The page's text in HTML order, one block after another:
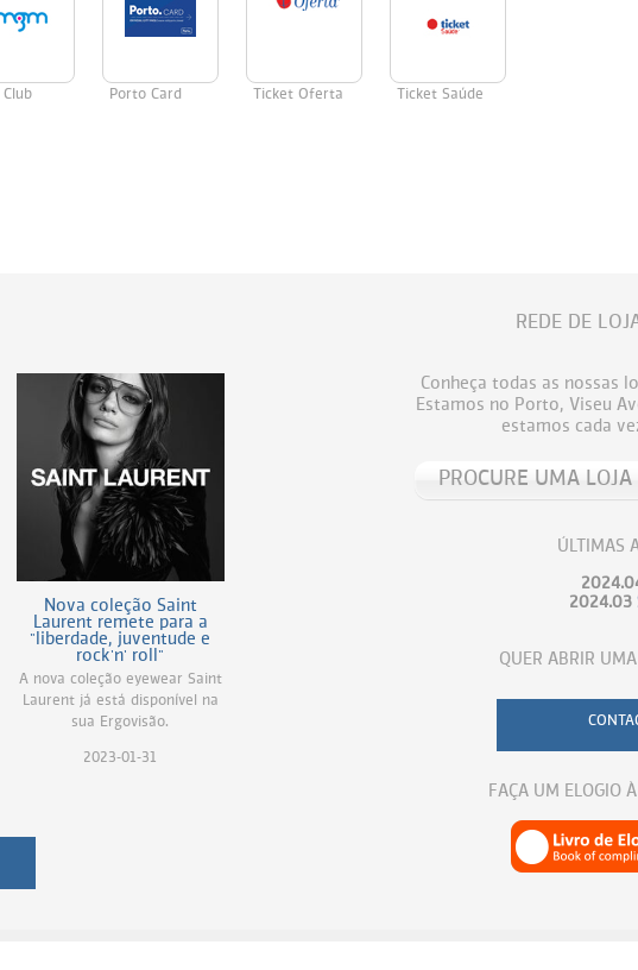
Club Porto Card Ticket Oferta Ticket Saúde
Nova coleção Saint
Laurent remete para a
"liberdade, juventude e
rock'n' roll"
A nova coleção eyewear Saint
Laurent já está disponível na
sua Ergovisão.
2023-01-31
REDE DE
Conheça todas as nossas
Estamos no Porto, Viseu
estamos cada
ÚLTIMAS
2024.03
QUER ABRIR
FAÇA UM ELOGIO